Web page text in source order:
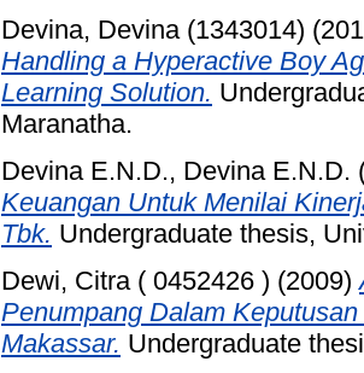
Devina, Devina (1343014)
Handling a Hyperactive Boy
Learning Solution.
Maranatha.
Devina E.N.D., Devina E.N.D.
Keuangan Untuk Menilai
Tbk. Undergraduate thesis,
Dewi, Citra ( 0452426 ) (2009)
Penumpang Dalam
Makassar. Undergraduate